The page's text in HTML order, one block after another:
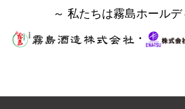
～ 私たちは霧島ホール
・